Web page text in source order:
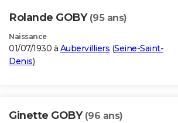
Rolande GOBY (95 ans)
Naissance
01/07/1930 à Aubervilliers (Seine-Saint-
Denis)
Ginette GOBY (96 ans)